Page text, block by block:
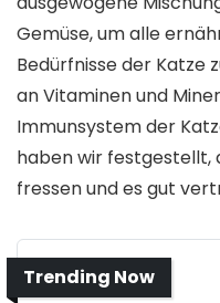
Gemüse, um alle
Bedürfnisse der Katze
an Vitaminen und
Immunsystem der
haben wir festgestellt,
fressen und es gut
Trending Now